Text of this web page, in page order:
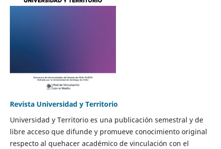
Revista Universidad y Territorio
Universidad y Territorio es una publicación semestral y de
libre acceso que difunde y promueve conocimiento original
respecto al quehacer académico de vinculación con el